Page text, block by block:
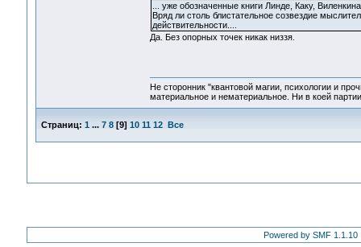
... уже обозначенные книги Линде, Каку,
Вряд ли столь блистательное созвездие
действительности....
Да. Без опорных точек никак низзя.
Не сторонник "квантовой магии, психологии и
материальное и нематериальное. Ни в коей
Страниц: 1 ... 7 8[9] 10 11 12 Все
Powered by SMF 1.1.10